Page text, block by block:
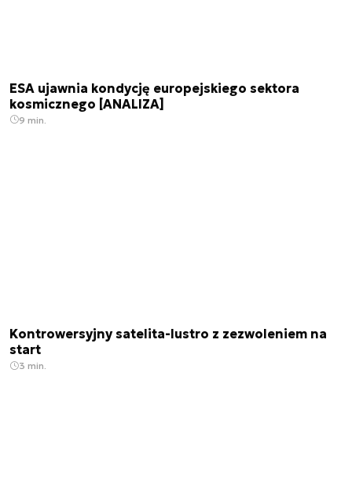
ESA ujawnia kondycję europejskiego sektora
kosmicznego [ANALIZA]
9 min.
Kontrowersyjny satelita-lustro z zezwoleniem na
start
3 min.